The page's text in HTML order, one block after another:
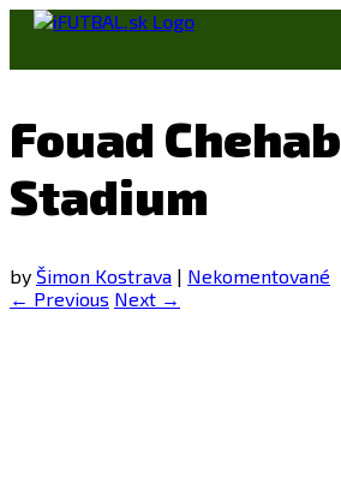
Skip
content
Fouad Chehab
Stadium
by Šimon Kostrava | Nekomentované
← Previous Next →